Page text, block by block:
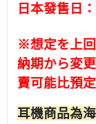
日本發售日：
※想定を上
納期から変
賣可能比預
耳機商品為